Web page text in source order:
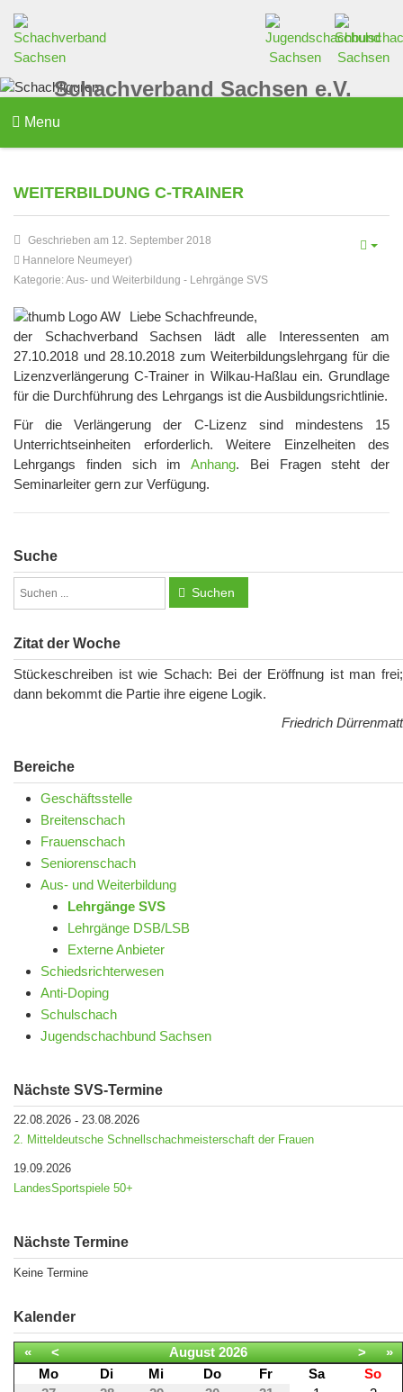
Schachverband Sachsen e.V.
Menu
WEITERBILDUNG C-TRAINER
Geschrieben am 12. September 2018
Hannelore Neumeyer)
Kategorie:Aus- und Weiterbildung - Lehrgänge SVS
Liebe Schachfreunde,
der Schachverband Sachsen lädt alle Interessenten am
27.10.2018 und 28.10.2018 zum Weiterbildungslehrgang für die
Lizenzverlängerung C-Trainer in Wilkau-Haßlau ein. Grundlage
für die Durchführung des Lehrgangs ist die Ausbildungsrichtlinie.
Für die Verlängerung der C-Lizenz sind mindestens 15
Unterrichtseinheiten erforderlich. Weitere Einzelheiten des
Lehrgangs finden sich im Anhang. Bei Fragen steht der
Seminarleiter gern zur Verfügung.
Suche
Suchen
Zitat der Woche
Stückeschreiben ist wie Schach: Bei der Eröffnung ist man frei;
dann bekommt die Partie ihre eigene Logik.
Friedrich Dürrenmatt
Bereiche
Geschäftsstelle
Breitenschach
Frauenschach
Seniorenschach
Aus- und Weiterbildung
Lehrgänge SVS
Lehrgänge DSB/LSB
Externe Anbieter
Schiedsrichterwesen
Anti-Doping
Schulschach
Jugendschachbund Sachsen
Nächste SVS-Termine
22.08.2026 - 23.08.2026
2. Mitteldeutsche Schnellschachmeisterschaft der Frauen
19.09.2026
LandesSportspiele 50+
Nächste Termine
Keine Termine
Kalender
« < August 2026 >
»
Mo
Di Mi Do Fr Sa
So